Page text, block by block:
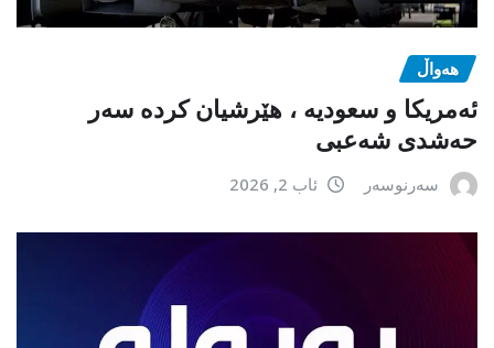
هەواڵ
ئەمریکا و سعودیە ، هێرشیان کردە سەر
حەشدی شەعبی
سەرنوسەر ئاب 2, 2026